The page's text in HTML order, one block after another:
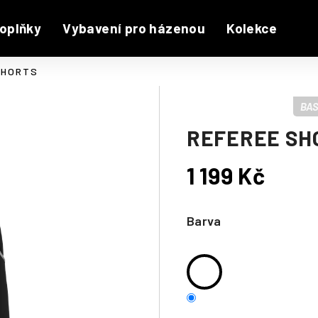
Vybavení pro házenou Kolekce
REFEREE
Barva
1 199 Kč